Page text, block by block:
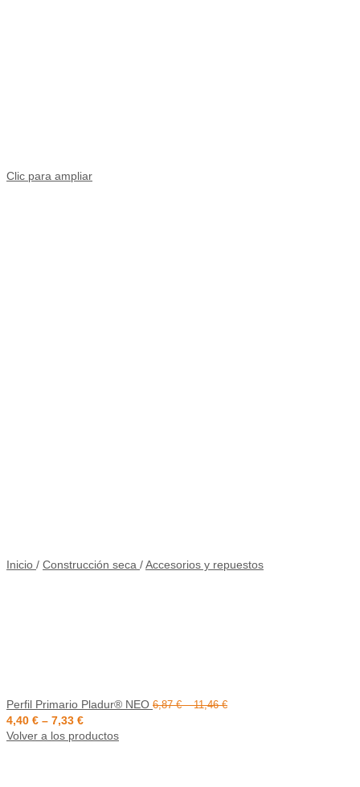
Clic para ampliar
Inicio / Construcción seca /Accesorios y repuestos
Perfil Primario Pladur® NEO 6,87€–11,46€
4,40 € – 7,33 €
Volver a los productos